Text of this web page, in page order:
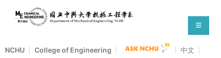
NCHU College of Engineering
中文